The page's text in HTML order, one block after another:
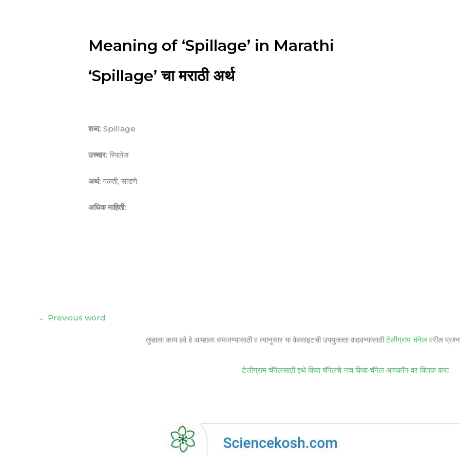
Meaning of ‘Spillage’ in Marathi
‘Spillage’ चा मराठी अर्थ
शब्द: Spillage
उच्चार: स्पिलेज
अर्थ: गळती, सांडणे
अधिक माहिती:
← Previous word
तुम्हाला काय हवे हे आम्हाला समजण्यासाठी व त्यानुसार या वेबसाइटची उपयुक्तता वाढवण्यासाठीटेलीग्राम चॅनेल वरील
टेलीग्राम चॅनेलसाठी इथे किंवा चॅनेलचे नाव किंवा चॅनेल आयकॉन वर क्लिक करा